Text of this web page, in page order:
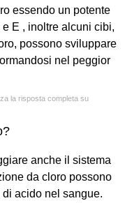
essendo un potente
E , inoltre alcuni cibi,
possono sviluppare
nel peggior
la risposta completa su
anche il sistema
da cloro possono
acido nel sangue.